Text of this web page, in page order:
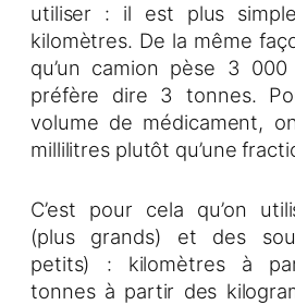
utiliser : il est plus
kilomètres. De la même
qu’un camion pèse 3 000
préfère dire 3 tonnes.
volume de médicament,
millilitres plutôt qu’une
C’est pour cela qu’on
(plus grands) et des
petits) : kilomètres à
tonnes à partir des